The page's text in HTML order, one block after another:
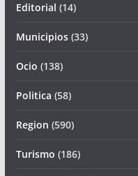
Editorial (14)
Municipios(33)
Ocio (138)
Politica (58)
Region (590)
Turismo (186)